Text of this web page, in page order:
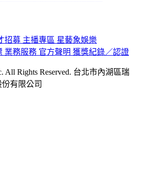
招募 主播專區 星藝象娛樂
業務服務 官方聲明 獲獎紀錄／認證
All Rights Reserved. 台北市內湖區瑞
有限公司